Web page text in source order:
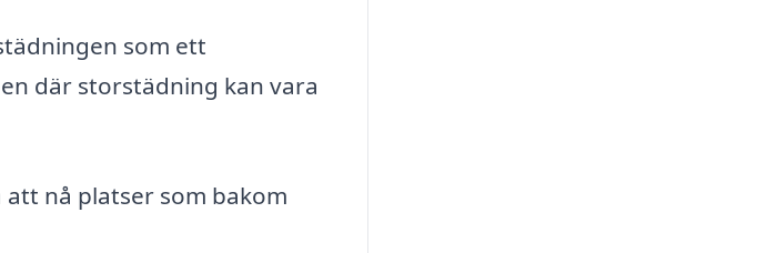
som ett
där storstädning kan vara
nå platser som bakom